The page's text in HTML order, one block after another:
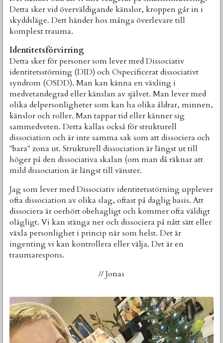
Detta sker vid överväldigande känslor, kroppen går in i
skyddsläge. Dett händer hos många överlevare till
komplext trauma.
Identitetsförvirring
Detta sker för personer som lever med Dissociativ
identitetsstörning (DID) och Ospecificerat dissociativt
syndrom (OSDD). Man kan känna en växling i
medvetandegrad eller känslan av självet. Man lever med
olika delpersonligheter som kan ha olika åldrar, minnen,
känslor och roller. Man tappar tid eller känner sig
sammedveten. Detta kallas också för strukturell
dissociation och är inte samma sak som att dissociera och
"bara" zona ut. Strukturell dissociation är längst ut till
höger på den dissociativa skalan (om man då räknar att
mild dissociation är längst till vänster.
Jag som lever med Dissociativ identitetsstörning upplever
ofta dissociation av olika slag, oftast på daglig basis. Att
dissociera är oerhört obehagligt och kommer ofta väldigt
olägligt. Vi kan stänga ner och dissociera på nått sätt eller
växla personlighet i princip när som helst. Det är
ingenting vi kan kontrollera eller välja. Det är en
traumarespons.
// Jonas